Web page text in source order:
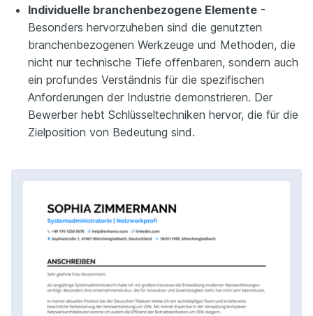
Individuelle branchenbezogene Elemente -
Besonders hervorzuheben sind die genutzten
branchenbezogenen Werkzeuge und Methoden, die
nicht nur technische Tiefe offenbaren, sondern auch
ein profundes Verständnis für die spezifischen
Anforderungen der Industrie demonstrieren. Der
Bewerber hebt Schlüsseltechniken hervor, die für die
Zielposition von Bedeutung sind.